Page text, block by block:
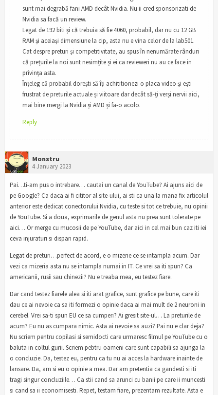
sunt mai degrabă fani AMD decât Nvidia. Nu ii cred sponsorizati de
Nvidia sa facă un review.
Legat de 192 biti și că trebuia să fie 4060, probabil, dar nu cu 12 GB
RAM și aceiași dimensiune la cip, asta nu e vina celor de la lab501.
Cat despre preturi și competitivitate, au spus în nenumărate rânduri
că prețurile la noi sunt nesimțite și ei ca revieweri nu au ce face in
privința asta.
Înțeleg că probabil dorești să îți achititionezi o placa video și ești
frustrat de preturile actuale și viitoare dar decât să-ți verși nervii aici,
mai bine mergi la Nvidia și AMD și fa-o acolo.
Reply
Monstru
4 January 2023
Pai…ti-am pus o intrebare… cautai un canal de YouTube? Ai ajuns aici de
pe Google? Ca daca ai fi cititor al site-ului, ai sti ca una la mana fix articolul
anterior este dedicat conectorului Nvidia, cu teste si tot ce trebuie, nu opinii
de YouTube. Si a doua, exprimarile de genul asta nu prea sunt tolerate pe
aici… Or merge cu mucosii de pe YouTube, dar aici in cel mai bun caz iti iei
ceva injuraturi si dispari rapid.
Legat de preturi…perfect de acord, e o mizerie ce se intampla acum. Dar
vezi ca mizeria asta nu se intampla numai in IT. Ce vrei sa iti spun? Ca
americanii, rusii sau chinezii? Nu e treaba mea, eu testez fiare.
Dar cand testez fiarele alea si iti arat grafice, sunt grafice pe bune, care iti
dau ce ai nevoie ca sa iti formezi o opinie daca ai mai mult de 2 neuroni in
cerebel. Vrei sa-ti spun EU ce sa cumperi? Ai gresit site-ul… La preturile de
acum? Eu nu as cumpara nimic. Asta ai nevoie sa auzi? Pai nu e clar deja?
Nu scriem pentru copilasi si semidocti care urmaresc filmul pe YouTube cu o
baluta in coltul gurii. Scriem pebtru oameni care sunt capabili sa ajunga la
o concluzie. Da, testez eu, pentru ca tu nu ai acces la hardware inainte de
lansare. Da, am si eu o opinie a mea. Dar am pretentia ca gandesti si iti
tragi singur concluziile… Ca stii cand sa arunci cu banii pe care ii muncesti
si cand sa ii economisesti. Repet, testam fiare, prezentam rezultate. Asta e